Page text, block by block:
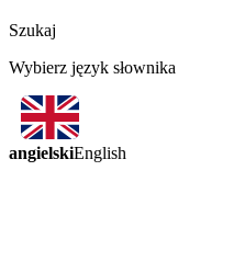
Szukaj
Wybierz język słownika
angielskiEnglish